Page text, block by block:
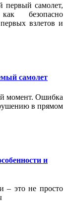
первый самолет,
безопасно
взлетов и
самолет
момент. Ошибка
в прямом
и
– это не просто